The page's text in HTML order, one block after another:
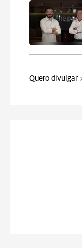
Quero divulgar